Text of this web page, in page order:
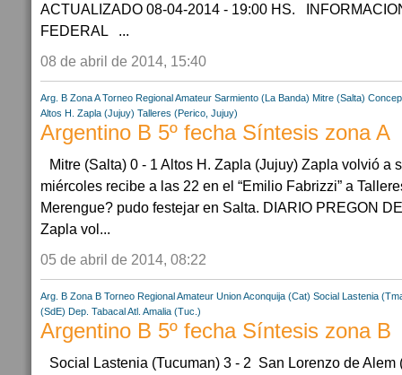
ACTUALIZADO 08-04-2014 - 19:00 HS.
FEDERAL ...
08 de abril de 2014, 15:40
Arg. B Zona A Torneo Regional Amateur Sarmiento (La Banda) Mitre (Salta)
Altos H. Zapla (Jujuy) Talleres (Perico, Jujuy)
Argentino B 5º fecha Síntesis zona A
Mitre (Salta) 0 - 1 Altos H. Zapla (Jujuy) Zapla volvió a
miércoles recibe a las 22 en el “Emilio Fabrizzi” a
Merengue? pudo festejar en Salta. DIARIO PREGON
Zapla vol...
05 de abril de 2014, 08:22
Arg. B Zona B Torneo Regional Amateur Union Aconquija (Cat) Social Lastenia
(SdE) Dep. TabacalAtl. Amalia (Tuc.)
Argentino B 5º fecha Síntesis zona B
Social Lastenia (Tucuman) 3 - 2 San Lorenzo de Alem